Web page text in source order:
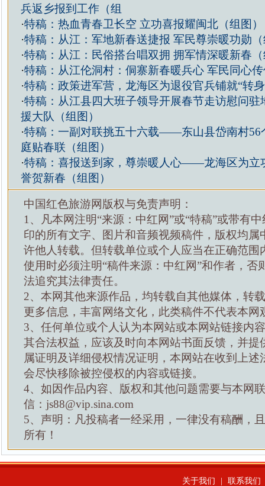
兵返乡报到工作（组
·特稿：热血青春卫长空 立功喜报耀闽北（组图）
·特稿：从江：军地新春送捷报 军民尊崇暖功勋
·特稿：从江：民俗搭台唱双拥 拥军情深暖新春
·特稿：从江伦洞村：侗寨新春暖兵心 军民同心
·特稿：政策进军营，龙海区为退役官兵铺就“转
·特稿：从江县四大班子领导开展春节走访慰问驻
援大队（组图）
·特稿：一副对联挑五十六载——东山县岱南村56
庭贴春联（组图）
·特稿：喜报送到家，尊崇暖人心——龙海区为立
誉贺新春（组图）
中国红色旅游网版权与免责声明：
1、凡本网注明“来源：中红网”或“特稿”或带有
印的所有文字、图片和音频视频稿件，版权均属
许他人转载。但转载单位或个人应当在正确范围
使用时必须注明“稿件来源：中红网”和作者，否
法追究其法律责任。
2、本网其他来源作品，均转载自其他媒体，转
更多信息，丰富网络文化，此类稿件不代表本网
3、任何单位或个人认为本网站或本网站链接内
其合法权益，应该及时向本网站书面反馈，并提
属证明及详细侵权情况证明，本网站在收到上述
会尽快移除被控侵权的内容或链接。
4、如因作品内容、版权和其他问题需要与本网
信：js88@vip.sina.com
5、声明：凡投稿者一经采用，一律没有稿酬，
所有！
关于我们 联系我们